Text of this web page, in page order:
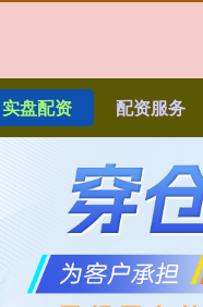
实盘配资 配资服务